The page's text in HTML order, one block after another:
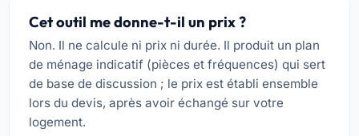
Cet outil me donne-t-il un prix ?
Non. Il ne calcule ni prix ni durée. Il produit un plan
de ménage indicatif (pièces et fréquences) qui sert
de base de discussion ; le prix est établi ensemble
lors du devis, après avoir échangé sur votre
logement.